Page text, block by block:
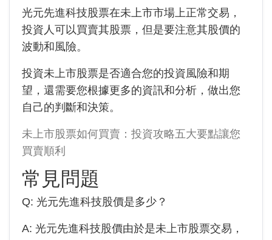
光元先進科技股票在未上市市場上正常交易，
投資人可以買賣其股票，但是要注意其股價的
波動和風險。
投資未上市股票是否適合您的投資風險和期
望，還需要您根據更多的資訊和分析，做出您
自己的判斷和決策。
未上市股票如何買賣：投資攻略五大要點讓您
買賣順利
常見問題
Q: 光元先進科技股價是多少？
A: 光元先進科技股價由於是未上市股票交易，